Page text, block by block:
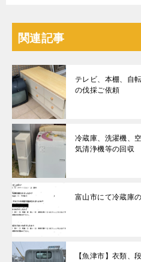
関連記事
テレビ、本棚、自
の伐採ご依頼
冷蔵庫、洗濯機、
気清浄機等の回収
富山市にて冷蔵庫
【魚津市】衣類、